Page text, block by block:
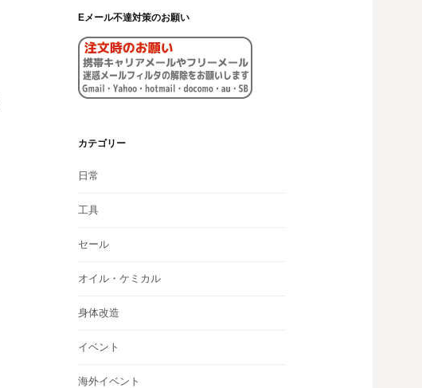
Eメール不達対策のお願い
カテゴリー
日常
工具
セール
オイル・ケミカル
身体改造
イベント
海外イベント